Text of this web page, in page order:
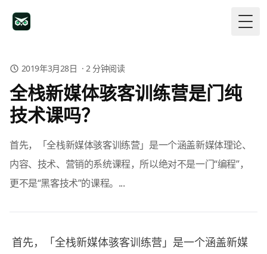
2019年3月28日 ·2分钟阅读
全栈新媒体骇客训练营是门纯
技术课吗？
首先，「全栈新媒体骇客训练营」是一个涵盖新媒体理论、
内容、技术、营销的系统课程，所以绝对不是一门“编程”，
更不是“黑客技术”的课程。...
首先，「全栈新媒体骇客训练营」是一个涵盖新媒